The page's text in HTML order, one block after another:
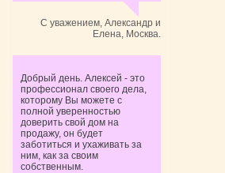
С уважением, Александр и
Елена, Москва.
Добрый день. Алексей - это
профессионал своего дела,
которому Вы можете с
полной уверенностью
доверить свой дом на
продажу, он будет
заботиться и ухаживать за
ним, как за своим
собственным.